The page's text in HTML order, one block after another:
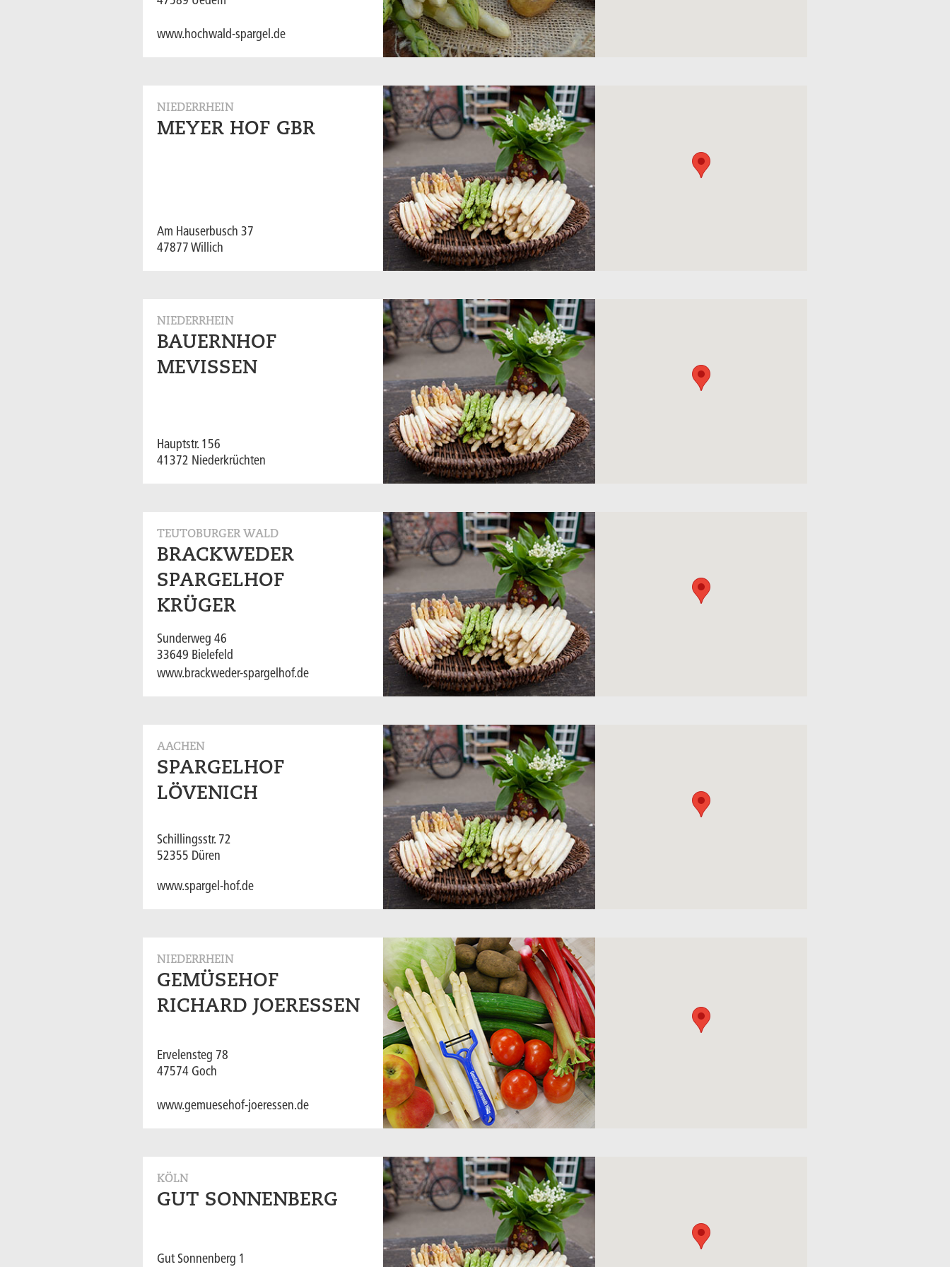
www.hochwald-spargel.de
NIEDERRHEIN
MEYER HOF GBR
Am Hauserbusch 37
47877 Willich
NIEDERRHEIN
BAUERNHOF
MEVISSEN
Hauptstr. 156
41372 Niederkrüchten
TEUTOBURGER WALD
BRACKWEDER
SPARGELHOF
KRÜGER
Sunderweg 46
33649 Bielefeld
www.brackweder-spargelhof.de
AACHEN
SPARGELHOF
LÖVENICH
Schillingsstr. 72
52355 Düren
www.spargel-hof.de
NIEDERRHEIN
GEMÜSEHOF
RICHARD JOERESSEN
Ervelensteg 78
47574 Goch
www.gemuesehof-joeressen.de
KÖLN
GUT SONNENBERG
Gut Sonnenberg 1